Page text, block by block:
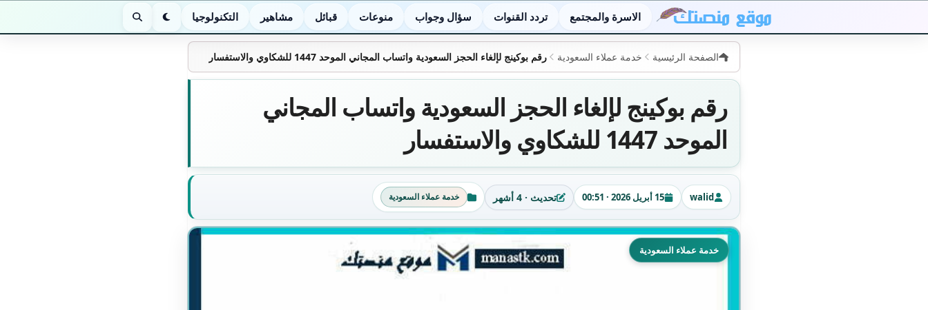
الاسرة والمجتمع تردد القنوات سؤال وجواب منوعات قبائل مشاهير التكنولوجيا الوضع الليلي
بحث
الصفحة الرئيسية خدمة عملاء السعودية رقم بوكينج لإلغاء الحجز السعودية واتساب المجاني الموحد 1447 للشكاوي والاستفسار
رقم بوكينج لإلغاء الحجز السعودية واتساب المجاني
الموحد 1447 للشكاوي والاستفسار
الكاتب
walid
تاريخ النشر
15 أبريل 2026 · 00:51
آخر تحديث
تحديث · 4 أشهر التصنيفات
خدمة عملاء السعودية
خدمة عملاء السعودية